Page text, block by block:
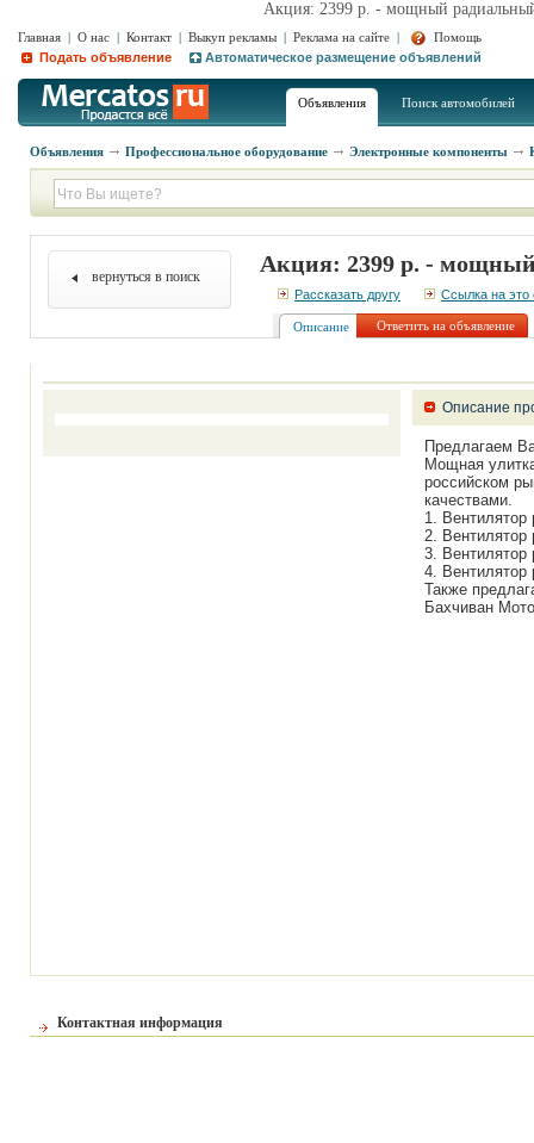
Акция: 2399 р. - мощный
Главная | О нас | Контакт | Выкуп рекламы | Реклама на сайте |
Помощь
Подать объявление
Автоматическое размещение объявлений
Объявления Поиск автомобилей
Объявления Профессиональное оборудование Электронные компоненты
вернуться в поиск Акция: 2399 р. -
Рассказать другу Ссылка на это
Описание Ответить на объявление
Описание
Предлагаем
Мощная
российском
качествами.
1.
2. Вентилятор
3. Вентилятор
4. Вентилятор
Также
Бахчиван
Контактная информация